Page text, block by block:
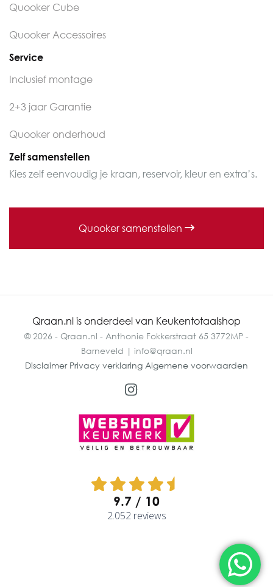
Quooker Cube
Quooker Accessoires
Service
Inclusief montage
2+3 jaar Garantie
Quooker onderhoud
Zelf samenstellen
Kies zelf eenvoudig je kraan, reservoir, kleur en extra’s.
Quooker samenstellen
Qraan.nl is onderdeel van Keukentotaalshop
© 2026 - Qraan.nl - Anthonie Fokkerstraat 65 3772MP -
Barneveld | info@qraan.nl
Disclaimer Privacy verklaring Algemene voorwaarden
9.7
2.052 reviews